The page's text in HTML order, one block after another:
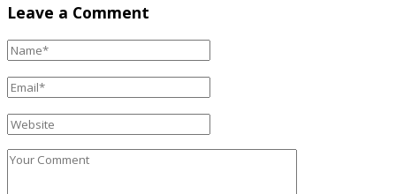
Leave a Comment